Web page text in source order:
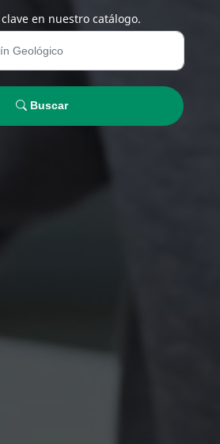
en nuestro catálogo.
Buscar